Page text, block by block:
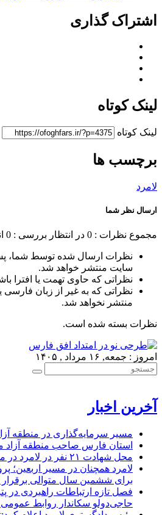
اشتراک گذاری
لینک کوتاه
لینک کوتاه
برچسب ها
لامرد
ارسال نظر شما
مجموع نظرات : 0 در انتظار بررسی : 0
نظرات ارسال شده توسط شما،
سایت منتشر خواهد شد.
نظراتی که حاوی تهمت یا افترا
نظراتی که به غیر از زبان فارسی
منتشر نخواهد شد.
نظرات بسته شده است.
امروز : جمعه, ۱۶ مرداد , ۱۴۰۵
آخرین اخبار
مسیر سرمایه‌گذاری در منطقه
استان فارس صاحب منطقه آزاد
محل شهادت ۲۱ نفر در لامرد در مسیر ثبت ملی قرار گرفت
لامرد همچنان در مسیر اربعین؛
برای ششمین سال متوالی
فصل تازه ارتباطات راهبردی در
حاجی‌دولو سکاندار روابط عمومی